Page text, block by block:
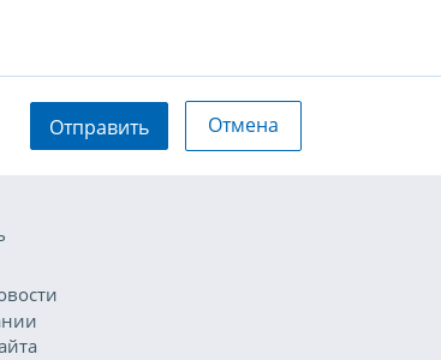
Отправить Отмена